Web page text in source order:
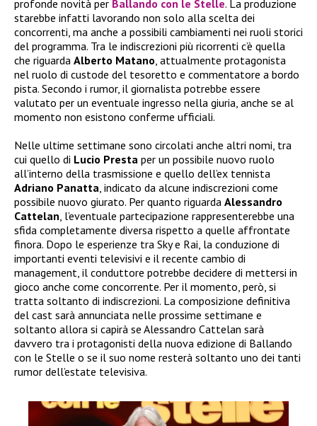
profonde novità per Ballando con le Stelle. La produzione
starebbe infatti lavorando non solo alla scelta dei
concorrenti, ma anche a possibili cambiamenti nei ruoli storici
del programma. Tra le indiscrezioni più ricorrenti c’è quella
che riguarda Alberto Matano , attualmente protagonista
nel ruolo di custode del tesoretto e commentatore a bordo
pista. Secondo i rumor, il giornalista potrebbe essere
valutato per un eventuale ingresso nella giuria, anche se al
momento non esistono conferme ufficiali.
Nelle ultime settimane sono circolati anche altri nomi, tra
cui quello di Lucio Presta per un possibile nuovo ruolo
all’interno della trasmissione e quello dell’ex tennista
Adriano Panatta , indicato da alcune indiscrezioni come
possibile nuovo giurato. Per quanto riguarda Alessandro
Cattelan , l’eventuale partecipazione rappresenterebbe una
sfida completamente diversa rispetto a quelle affrontate
finora. Dopo le esperienze tra Sky e Rai, la conduzione di
importanti eventi televisivi e il recente cambio di
management, il conduttore potrebbe decidere di mettersi in
gioco anche come concorrente. Per il momento, però, si
tratta soltanto di indiscrezioni. La composizione definitiva
del cast sarà annunciata nelle prossime settimane e
soltanto allora si capirà se Alessandro Cattelan sarà
davvero tra i protagonisti della nuova edizione di Ballando
con le Stelle o se il suo nome resterà soltanto uno dei tanti
rumor dell’estate televisiva.